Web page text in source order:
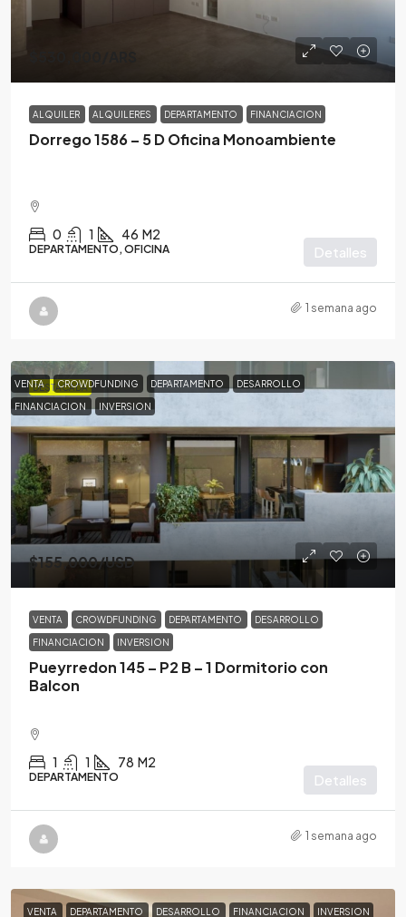
ALQUILER ALQUILERES DEPARTAMENTO FINANCIACION
Dorrego 1586 – 5 D Oficina Monoambiente
0 1 46 M2
DEPARTAMENTO, OFICINA Detalles
1 semana ago
DESTACADA
VENTA CROWDFUNDING DEPARTAMENTO DESARROLLO
FINANCIACION INVERSION
$155,000/USD
VENTA CROWDFUNDING DEPARTAMENTO DESARROLLO
FINANCIACION INVERSION
Pueyrredon 145 – P2 B – 1 Dormitorio con
Balcon
1 1 78 M2
DEPARTAMENTO Detalles
1 semana ago
VENTA DEPARTAMENTO DESARROLLO FINANCIACION INVERSION